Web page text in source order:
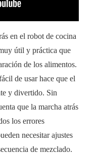
en el robot de cocina
útil y práctica que
de los alimentos.
de usar hace que el
y divertido. Sin
que la marcha atrás
los errores
necesitar ajustes
de mezclado.